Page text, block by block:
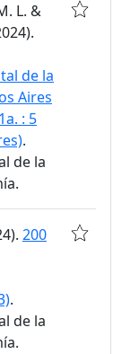
L. &
de la
Aires
: 5
.
de la
200
.
de la